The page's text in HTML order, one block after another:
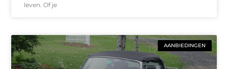
leven. Of je
AANBIEDINGEN